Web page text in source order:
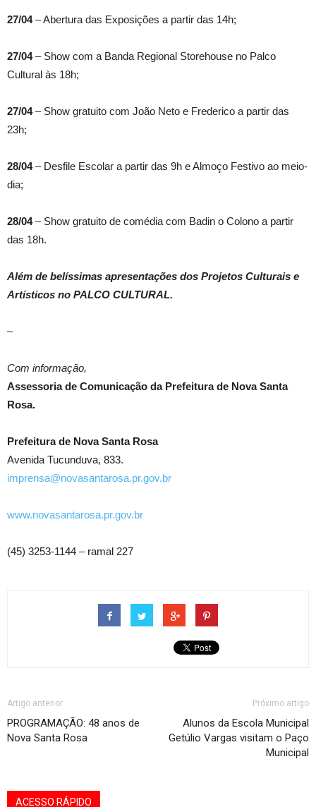
27/04– Abertura das Exposições a partir das 14h;
27/04– Show com a Banda Regional Storehouse no Palco
Cultural às 18h;
27/04– Show gratuito com João Neto e Frederico a partir das
23h;
28/04– Desfile Escolar a partir das 9h e Almoço Festivo ao meio-
dia;
28/04– Show gratuito de comédia com Badin o Colono a partir
das 18h.
Além de belíssimas apresentações dos Projetos Culturais e
Artísticos no PALCO CULTURAL.
–
Com informação,
Assessoria de Comunicação da Prefeitura de Nova Santa
Rosa.
Prefeitura de Nova Santa Rosa
Avenida Tucunduva, 833.
imprensa@novasantarosa.pr.gov.br
www.novasantarosa.pr.gov.br
(45) 3253-1144 – ramal 227
Artigo anterior
PROGRAMAÇÃO: 48 anos de
Nova Santa Rosa
Próximo artigo
Alunos da Escola Municipal
Getúlio Vargas visitam o Paço
Municipal
ACESSO RÁPIDO